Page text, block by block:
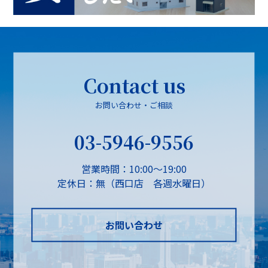
Contact us
お問い合わせ・ご相談
03-5946-9556
営業時間：10:00～19:00
定休日：無（西口店 各週水曜日）
お問い合わせ